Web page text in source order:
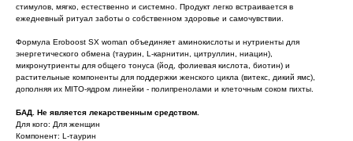
стимулов, мягко, естественно и системно. Продукт легко встраивается в
ежедневный ритуал заботы о собственном здоровье и самочувствии.
Формула Eroboost SX woman объединяет аминокислоты и нутриенты для
энергетического обмена (таурин, L-карнитин, цитруллин, ниацин),
микронутриенты для общего тонуса (йод, фолиевая кислота, биотин) и
растительные компоненты для поддержки женского цикла (витекс, дикий ямс),
дополняя их MITO-ядром линейки - полипренолами и клеточным соком пихты.
БАД. Не является лекарственным средством.
Для кого: Для женщин
Компонент: L-таурин